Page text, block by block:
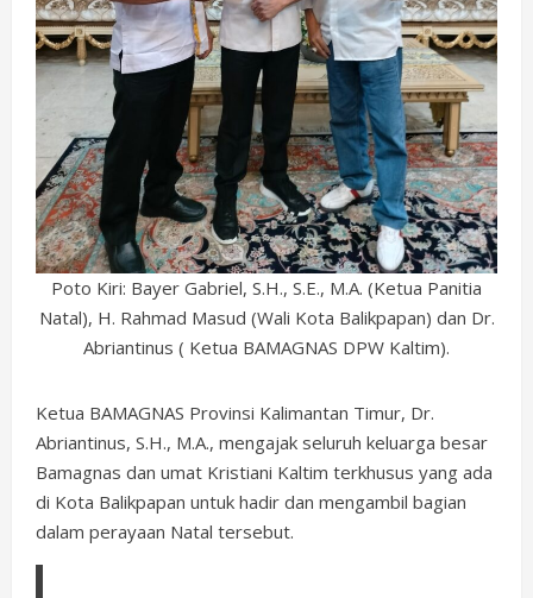
Poto Kiri: Bayer Gabriel, S.H., S.E., M.A. (Ketua Panitia
Natal), H. Rahmad Masud (Wali Kota Balikpapan) dan Dr.
Abriantinus ( Ketua BAMAGNAS DPW Kaltim).
Ketua BAMAGNAS Provinsi Kalimantan Timur, Dr.
Abriantinus, S.H., M.A., mengajak seluruh keluarga besar
Bamagnas dan umat Kristiani Kaltim terkhusus yang ada
di Kota Balikpapan untuk hadir dan mengambil bagian
dalam perayaan Natal tersebut.